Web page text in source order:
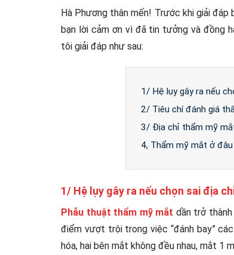
Hà Phương thân mến! Trước khi giải đáp
bạn lời cảm ơn vì đã tin tưởng và đồng
tôi giải đáp như sau:
1/ Hệ lụy gây ra nếu
2/ Tiêu chí đánh giá
3/ Địa chỉ thẩm mỹ
4, Thẩm mỹ mắt ở
1/ Hệ lụy gây ra nếu chọn sai địa
Phẫu thuật thẩm mỹ mắt dần trở
điểm vượt trội trong việc “đánh bay”
hóa, hai bên mắt không đều nhau, mắt 1